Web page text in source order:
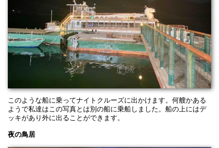
このような船に乗ってナイトクルーズに出かけます。何艘かある
ようで私達はこの写真とは別の船に乗船しました。船の上にはデ
ッキがあり外に出ることができます。
夜の鳥居